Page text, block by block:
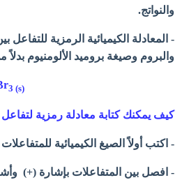
والنواتج.
- المعادلة الكيميائية الرمزية للتفاعل
والبروموصيغة بروميد الألومنيوم بدلاً
(
3 (s
كيف يمكنك كتابة معادلة رمزية
- اكتب أولاً الصيغ الكيميائية
- افصل بين المتفاعلات بإشارة (+) وأشر